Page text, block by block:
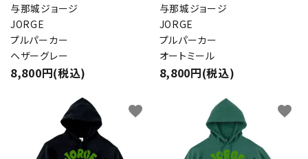
与那城ジョージ
JORGE
プルパーカー
ヘザーグレー
8,800円(税込)
与那城ジョージ
JORGE
プルパーカー
オートミール
8,800円(税込)
favorite favorite
検索する